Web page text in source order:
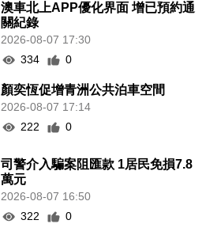
澳車北上APP優化界面 增已預約通
關紀錄
2026-08-07 17:30
334
0
顏奕恆促增青洲公共泊車空間
2026-08-07 17:14
222
0
司警介入騙案阻匯款 1居民免損7.8
萬元
2026-08-07 16:50
322
0